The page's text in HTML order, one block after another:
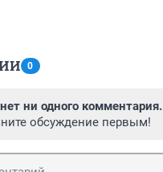
0
ни одного комментария.
обсуждение первым!